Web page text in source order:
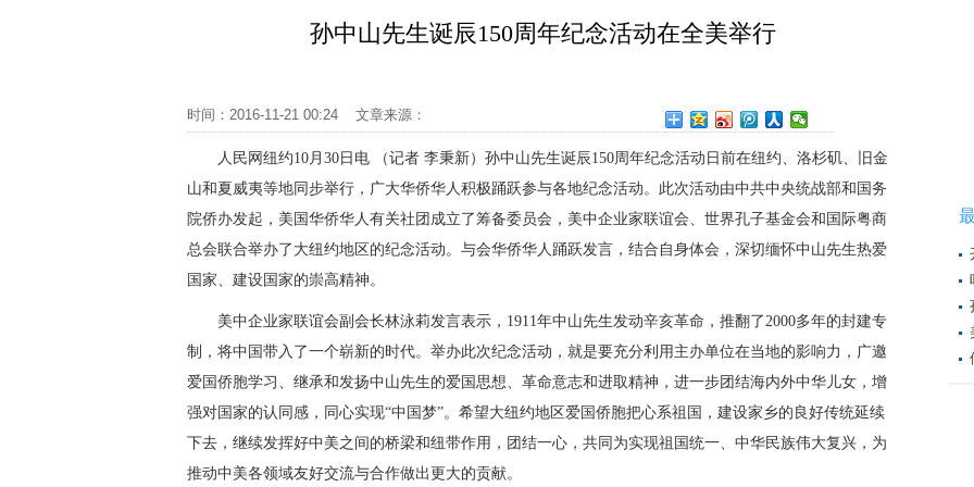
孙中山先生诞辰150周年纪念活动在全美举行
时间：2016-11-21 00:24 文章来源：
人民网纽约10月30日电 （记者 李秉新）孙中山先生诞辰150周年纪念活动日前在纽约、洛杉矶、旧金
山和夏威夷等地同步举行，广大华侨华人积极踊跃参与各地纪念活动。此次活动由中共中央统战部和国务
院侨办发起，美国华侨华人有关社团成立了筹备委员会，美中企业家联谊会、世界孔子基金会和国际粤商
总会联合举办了大纽约地区的纪念活动。与会华侨华人踊跃发言，结合自身体会，深切缅怀中山先生热爱
国家、建设国家的崇高精神。
美中企业家联谊会副会长林泳莉发言表示，1911年中山先生发动辛亥革命，推翻了2000多年的封建专
制，将中国带入了一个崭新的时代。举办此次纪念活动，就是要充分利用主办单位在当地的影响力，广邀
爱国侨胞学习、继承和发扬中山先生的爱国思想、革命意志和进取精神，进一步团结海内外中华儿女，增
强对国家的认同感，同心实现“中国梦”。希望大纽约地区爱国侨胞把心系祖国，建设家乡的良好传统延续
下去，继续发挥好中美之间的桥梁和纽带作用，团结一心，共同为实现祖国统一、中华民族伟大复兴，为
推动中美各领域友好交流与合作做出更大的贡献。